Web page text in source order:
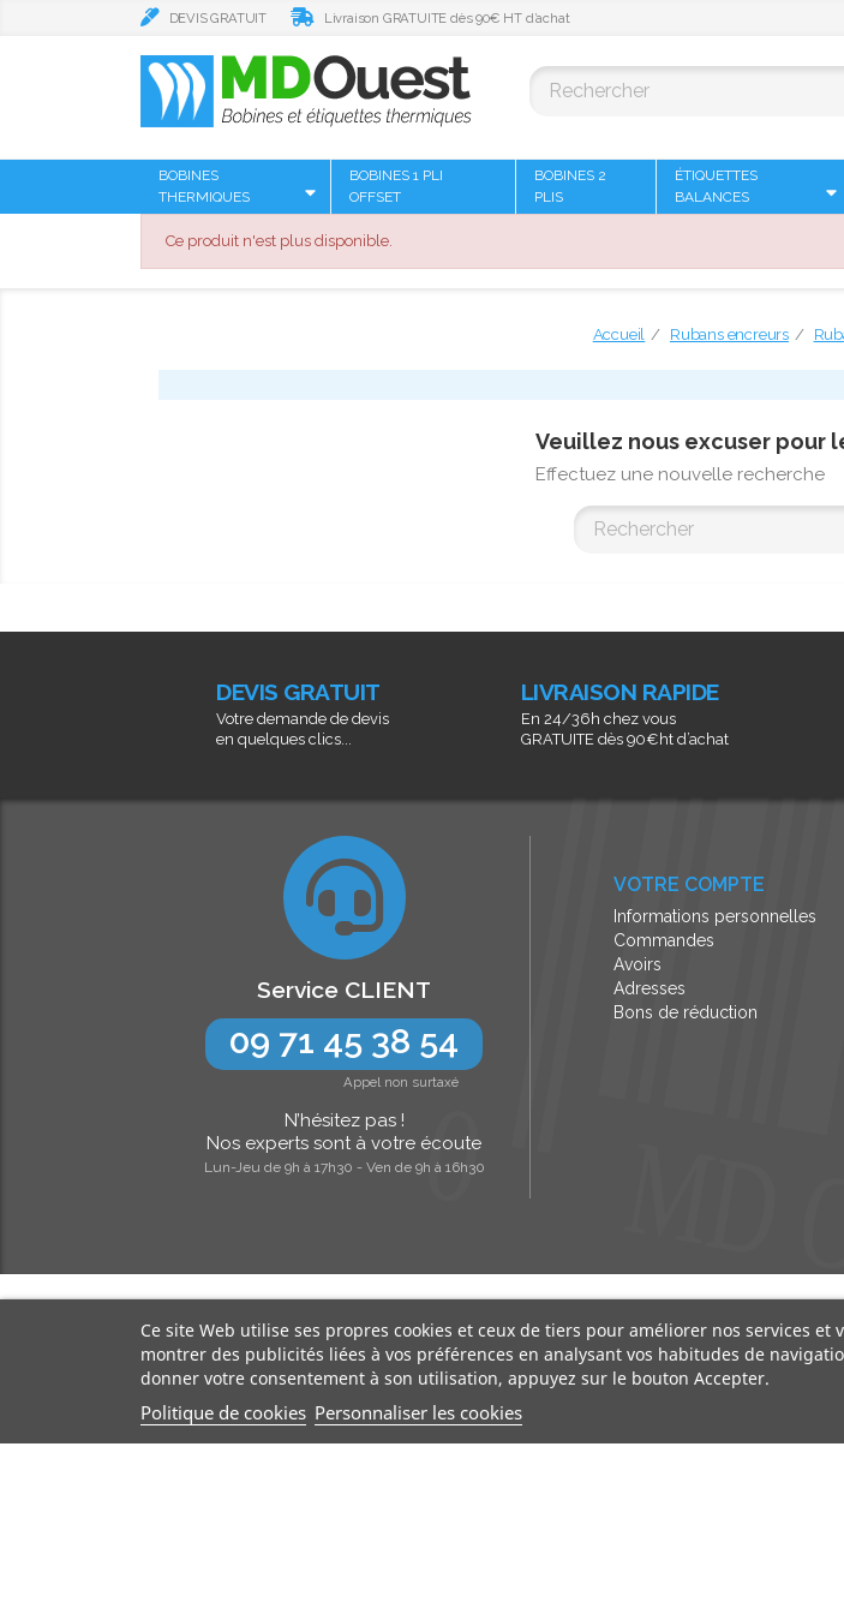
DEVIS GRATUIT Livraison GRATUITE dès 90€ HT d’achat
BOBINES
THERMIQUES
BOBINES 1 PLI
OFFSET
BOBINES 2
PLIS
ÉTIQUETTES
BALANCES
Ce produit n'est plus disponible.
Accueil Rubans encreurs
Veuillez nous excuser pour
Effectuez une nouvelle recherche
DEVIS GRATUIT
Votre demande de devis
en quelques clics...
LIVRAISON RAPIDE
En 24/36h chez vous
GRATUITE dès 90€ht d’achat
VOTRE COMPTE
Informations personnelles
Commandes
Avoirs
Adresses
Bons de réduction
Service CLIENT
09 71 45 38 54
Appel non surtaxé
N’hésitez pas !
Nos experts sont à votre écoute
Lun-Jeu de 9h à 17h30 - Ven de 9h à 16h30
Ce site Web utilise ses propres cookies et ceux de tiers pour améliorer nos services et
montrer des publicités liées à vos préférences en analysant vos habitudes de
donner votre consentement à son utilisation, appuyez sur le bouton Accepter.
Politique de cookies Personnaliser les cookies